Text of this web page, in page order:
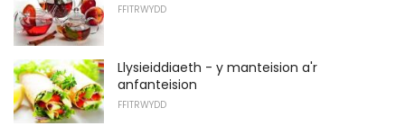
FFITRWYDD
Llysieiddiaeth - y manteision a'r
anfanteision
FFITRWYDD